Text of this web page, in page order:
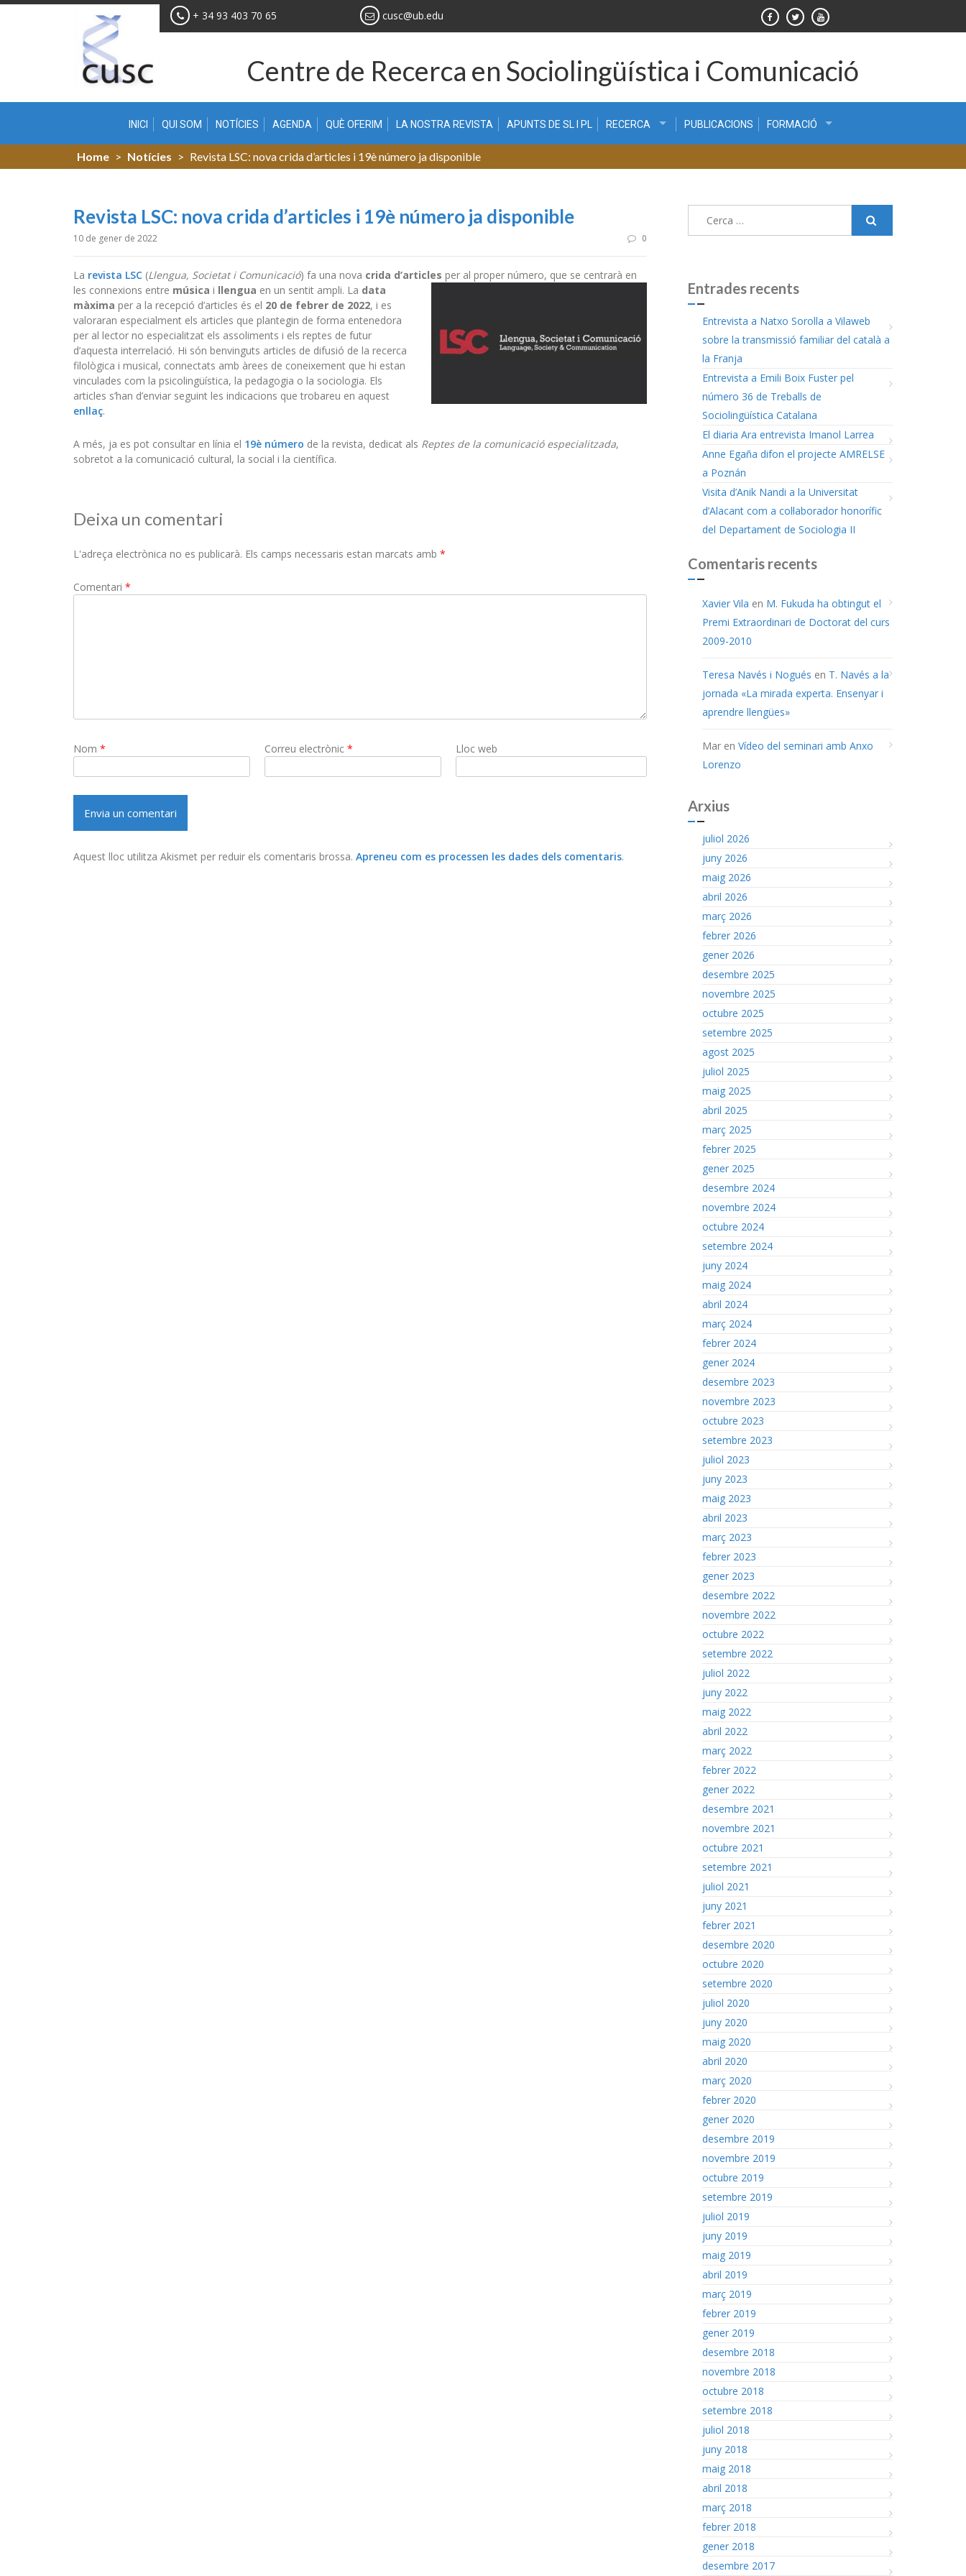
Skip
+ 34 93 403 70 65 cusc@ub.edu
Centre de Recerca en Sociolingüística i Comunicació
INICI QUI SOM NOTÍCIES AGENDA QUÈ OFERIM LA NOSTRA REVISTA APUNTS DE SL I PL RECERCA PUBLICACIONS FORMACIÓ
Home > Notícies > Revista LSC: nova crida d’articles i 19è número ja disponible
Revista LSC: nova crida d’articles i 19è número ja disponible
10 de gener de 2022 0
La revista LSC (Llengua, Societat i Comunicació) fa una nova crida d’articles per al proper número, que se centrarà en
les connexions entre música i llengua en un sentit ampli. La data
màxima per a la recepció d’articles és el 20 de febrer de 2022, i es
valoraran especialment els articles que plantegin de forma entenedora
per al lector no especialitzat els assoliments i els reptes de futur
d’aquesta interrelació. Hi són benvinguts articles de difusió de la recerca
filològica i musical, connectats amb àrees de coneixement que hi estan
vinculades com la psicolingüística, la pedagogia o la sociologia. Els
articles s’han d’enviar seguint les indicacions que trobareu en aquest
enllaç.
A més, ja es pot consultar en línia el 19è número de la revista, dedicat als Reptes de la comunicació especialitzada,
sobretot a la comunicació cultural, la social i la científica.
Deixa un comentari
L'adreça electrònica no es publicarà. Els camps necessaris estan marcats amb *
Comentari *
Nom * Correu electrònic * Lloc web
Aquest lloc utilitza Akismet per reduir els comentaris brossa. Apreneu com es processen les dades dels comentaris.
Entrades recents
Entrevista a Natxo Sorolla a Vilaweb
sobre la transmissió familiar del català a
la Franja
Entrevista a Emili Boix Fuster pel
número 36 de Treballs de
Sociolingüística Catalana
El diaria Ara entrevista Imanol Larrea
Anne Egaña difon el projecte AMRELSE
a Poznán
Visita d’Anik Nandi a la Universitat
d’Alacant com a col·laborador honorífic
del Departament de Sociologia II
Comentaris recents
Xavier Vila en M. Fukuda ha obtingut el
Premi Extraordinari de Doctorat del curs
2009-2010
Teresa Navés i Nogués en T. Navés a la
jornada «La mirada experta. Ensenyar i
aprendre llengües»
Mar en Vídeo del seminari amb Anxo
Lorenzo
Arxius
juliol 2026
juny 2026
maig 2026
abril 2026
març 2026
febrer 2026
gener 2026
desembre 2025
novembre 2025
octubre 2025
setembre 2025
agost 2025
juliol 2025
maig 2025
abril 2025
març 2025
febrer 2025
gener 2025
desembre 2024
novembre 2024
octubre 2024
setembre 2024
juny 2024
maig 2024
abril 2024
març 2024
febrer 2024
gener 2024
desembre 2023
novembre 2023
octubre 2023
setembre 2023
juliol 2023
juny 2023
maig 2023
abril 2023
març 2023
febrer 2023
gener 2023
desembre 2022
novembre 2022
octubre 2022
setembre 2022
juliol 2022
juny 2022
maig 2022
abril 2022
març 2022
febrer 2022
gener 2022
desembre 2021
novembre 2021
octubre 2021
setembre 2021
juliol 2021
juny 2021
febrer 2021
desembre 2020
octubre 2020
setembre 2020
juliol 2020
juny 2020
maig 2020
abril 2020
març 2020
febrer 2020
gener 2020
desembre 2019
novembre 2019
octubre 2019
setembre 2019
juliol 2019
juny 2019
maig 2019
abril 2019
març 2019
febrer 2019
gener 2019
desembre 2018
novembre 2018
octubre 2018
setembre 2018
juliol 2018
juny 2018
maig 2018
abril 2018
març 2018
febrer 2018
gener 2018
desembre 2017